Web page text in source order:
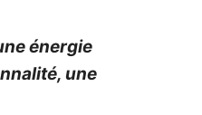
énergie
une